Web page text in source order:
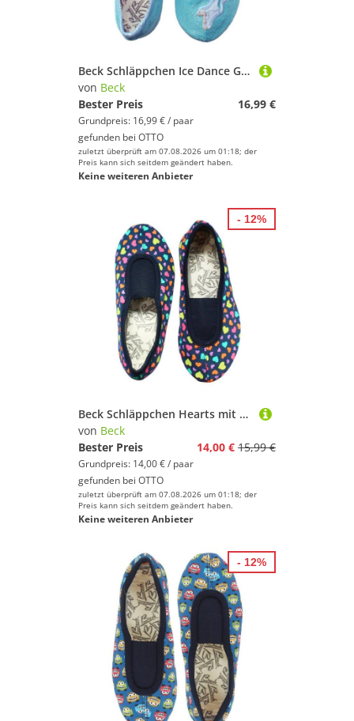
Beck Schläppchen Ice Dance Gymnastikschuh Schlittschuh-Patch & Glitzer
von Beck
Bester Preis
16,99 €
Grundpreis: 16,99 € / paar
gefunden bei OTTO
zuletzt überprüft am 07.08.2026 um 01:18; der
Preis kann sich seitdem geändert haben.
Keine weiteren Anbieter
Beck Schläppchen Hearts mit Ristgummi Gymnastikschuh (Barfußschuhe, für schmale Füße und kleinere Kinder besonders geeignet, ab Gr. 18/19 erhältlich) atmungsaktive Baumwolle, rutschfeste Gummi-Sohle
von Beck
Bester Preis
14,00 € 15,99 €
Grundpreis: 14,00 € / paar
gefunden bei OTTO
zuletzt überprüft am 07.08.2026 um 01:18; der
Preis kann sich seitdem geändert haben.
Keine weiteren Anbieter
- 12%
- 12%